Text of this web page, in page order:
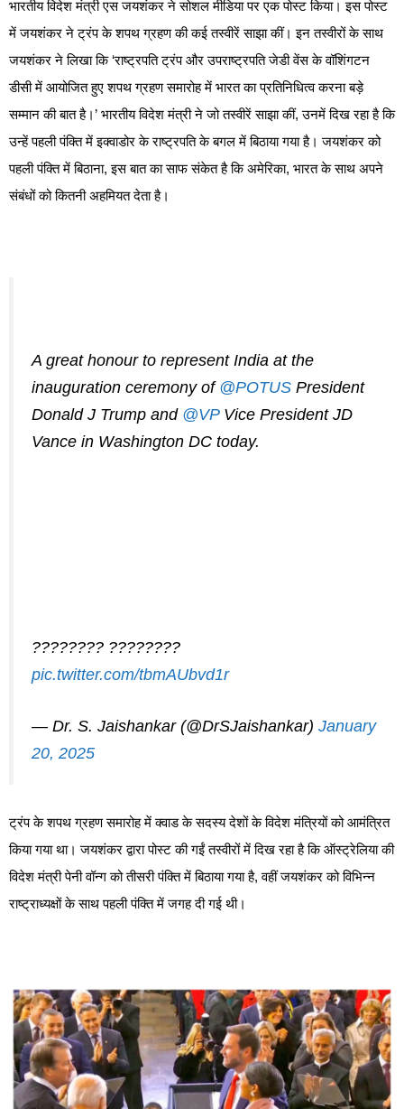
भारतीय विदेश मंत्री एस जयशंकर ने सोशल मीडिया पर एक पोस्ट किया। इस पोस्ट
में जयशंकर ने ट्रंप के शपथ ग्रहण की कई तस्वीरें साझा कीं। इन तस्वीरों के साथ
जयशंकर ने लिखा कि ‘राष्ट्रपति ट्रंप और उपराष्ट्रपति जेडी वेंस के वॉशिंगटन
डीसी में आयोजित हुए शपथ ग्रहण समारोह में भारत का प्रतिनिधित्व करना बड़े
सम्मान की बात है।’ भारतीय विदेश मंत्री ने जो तस्वीरें साझा कीं, उनमें दिख रहा है कि
उन्हें पहली पंक्ति में इक्वाडोर के राष्ट्रपति के बगल में बिठाया गया है। जयशंकर को
पहली पंक्ति में बिठाना, इस बात का साफ संकेत है कि अमेरिका, भारत के साथ अपने
संबंधों को कितनी अहमियत देता है।
A great honour to represent India at the
inauguration ceremony of @POTUS President
Donald J Trump and @VPVice President JD
Vance in Washington DC today.
???????? ????????
pic.twitter.com/tbmAUbvd1r
— Dr. S. Jaishankar (@DrSJaishankar) January
20, 2025
ट्रंप के शपथ ग्रहण समारोह में क्वाड के सदस्य देशों के विदेश मंत्रियों को आमंत्रित
किया गया था। जयशंकर द्वारा पोस्ट की गईं तस्वीरों में दिख रहा है कि ऑस्ट्रेलिया की
विदेश मंत्री पेनी वॉन्ग को तीसरी पंक्ति में बिठाया गया है, वहीं जयशंकर को विभिन्न
राष्ट्राध्यक्षों के साथ पहली पंक्ति में जगह दी गई थी।